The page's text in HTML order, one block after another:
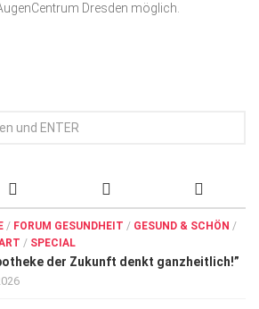
Dresden möglich.
/ FORUM GESUNDHEIT / GESUND & SCHÖN /
/ SPECIAL
der Zukunft denkt ganzheitlich!”